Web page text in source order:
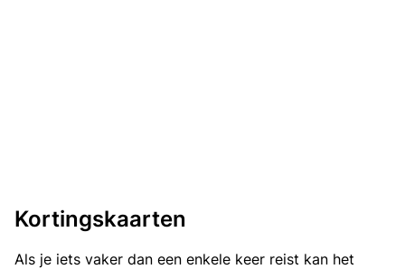
Kortingskaarten
Als je iets vaker dan een enkele keer reist kan het